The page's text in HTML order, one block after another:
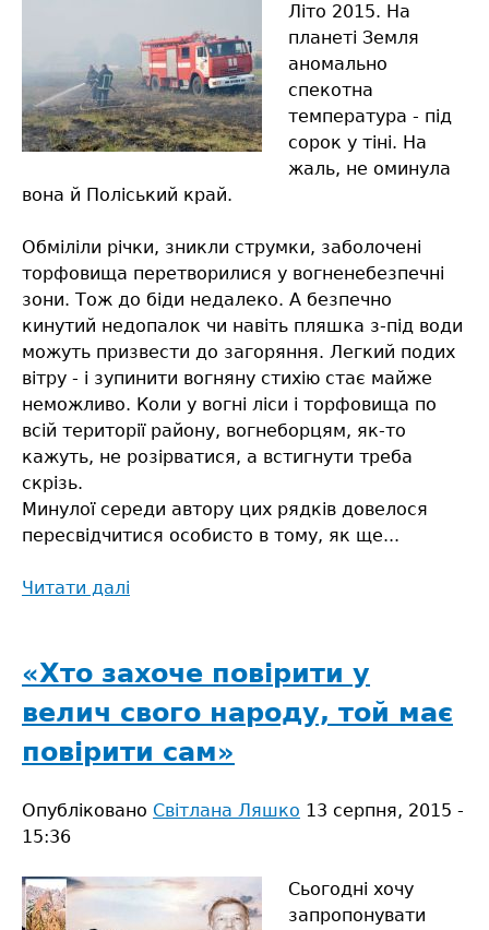
Літо 2015. На
планеті Земля
аномально
спекотна
температура - під
сорок у тіні. На
жаль, не оминула
вона й Поліський край.
Обміліли річки, зникли струмки, заболочені
торфовища перетворилися у вогненебезпечні
зони. Тож до біди недалеко. А безпечно
кинутий недопалок чи навіть пляшка з-під води
можуть призвести до загоряння. Легкий подих
вітру - і зупинити вогняну стихію стає майже
неможливо. Коли у вогні ліси і торфовища по
всій території району, вогнеборцям, як-то
кажуть, не розірватися, а встигнути треба
скрізь.
Минулої середи автору цих рядків довелося
пересвідчитися особисто в тому, як ще...
Читати далі
на
Сарненщині
«Хто захоче повірити у
велич свого народу, той має
повірити сам»
Опубліковано Світлана Ляшко 13 серпня, 2015 -
15:36
Сьогодні хочу
запропонувати